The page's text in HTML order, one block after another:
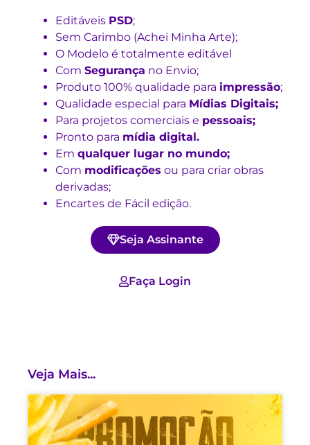
Editáveis PSD;
Sem Carimbo (Achei Minha Arte);
O Modelo é totalmente editável
Com Segurança no Envio;
Produto 100% qualidade para impressão;
Qualidade especial para Mídias Digitais;
Para projetos comerciais e pessoais;
Pronto para mídia digital.
Em qualquer lugar no mundo;
Com modificações ou para criar obras
derivadas;
Encartes de Fácil edição.
Seja Assinante
Faça Login
Veja Mais...